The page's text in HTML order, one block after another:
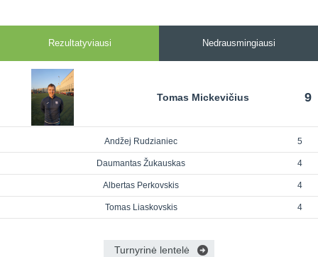
Rezultatyviausi Nedrausmingiausi
Tomas Mickevičius 9
Andžej Rudzianiec 5
Daumantas Žukauskas 4
Albertas Perkovskis 4
Tomas Liaskovskis 4
Turnyrinė lentelė